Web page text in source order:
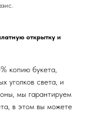
открытку и
копию букета,
уголков света, и
мы гарантируем
в этом вы можете